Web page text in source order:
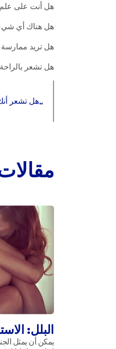
هل أنت على علم
هل هناك أي شيء
هل تريد ممارسة
هل تشعر
هل تشعر
البلل:
يمكن أن يمثل